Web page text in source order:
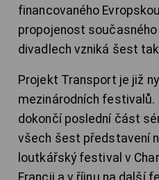
financovaného
propojenost
divadlech vzniká šest
Projekt Transport je již
mezinárodních festivalů.
dokončí poslední část
všech šest představení
loutkářský festival v
Francii a v říjnu na další